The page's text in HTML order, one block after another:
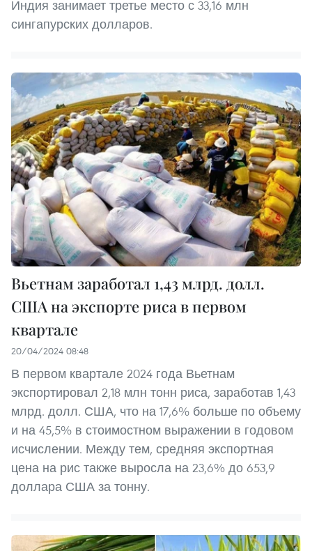
Индия занимает третье место с 33,16 млн
сингапурских долларов.
Вьетнам заработал 1,43 млрд. долл.
США на экспорте риса в первом
квартале
20/04/2024 08:48
В первом квартале 2024 года Вьетнам
экспортировал 2,18 млн тонн риса, заработав 1,43
млрд. долл. США, что на 17,6% больше по объему
и на 45,5% в стоимостном выражении в годовом
исчислении. Между тем, средняя экспортная
цена на рис также выросла на 23,6% до 653,9
доллара США за тонну.